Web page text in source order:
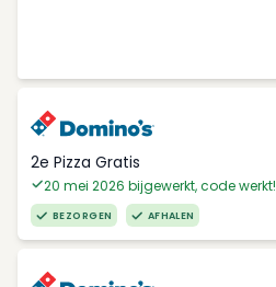
2e Pizza Gratis
20 mei 2026 bijgewerkt, code werkt!
BEZORGEN AFHALEN